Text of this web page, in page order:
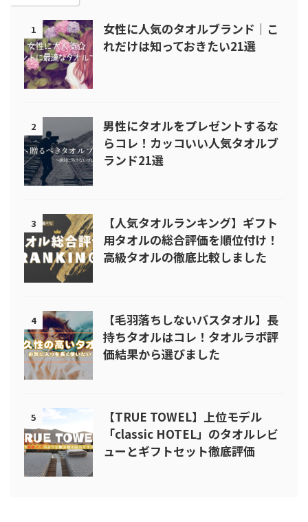
1
女性に人気のタオルブランド｜こ
れだけは知っておきたい21選
2
男性にタオルをプレゼントするな
らコレ！カッコいい人気タオルブ
ランド21選
3
【人気タオルランキング】ギフト
用タオルの総合評価を順位付け！
高級タオルの徹底比較しました
4
【毛羽落ちしないバスタオル】長
持ちタオルはコレ！タオルラボ評
価結果から選びました
5
【TRUE TOWEL】上位モデル
「classic HOTEL」のタオルレビ
ューとギフトセット徹底評価